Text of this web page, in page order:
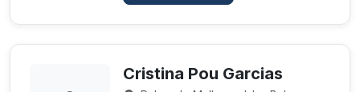
Cristina Pou Garcias